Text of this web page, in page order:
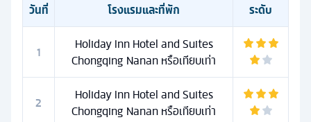
วันที่ โรงแรมและที่พัก ระดับ
1
Holiday Inn Hotel and Suites
Chongqing Nanan หรือเทียบเท่า
2
Holiday Inn Hotel and Suites
Chongqing Nanan หรือเทียบเท่า